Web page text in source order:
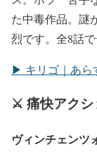
た中毒作品。謎
烈です。全8話で
▶ キリゴ｜あら
⚔️ 痛快アクシ
ヴィンチェンツ